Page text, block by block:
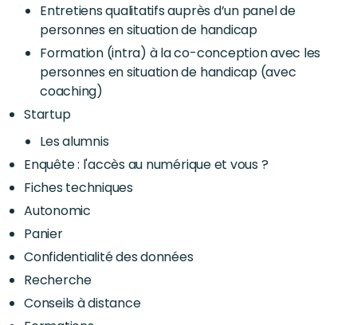
Entretiens qualitatifs auprès d’un panel de
personnes en situation de handicap
Formation (intra) à la co-conception avec les
personnes en situation de handicap (avec
coaching)
Startup
Les alumnis
Enquête : l'accès au numérique et vous ?
Fiches techniques
Autonomic
Panier
Confidentialité des données
Recherche
Conseils à distance